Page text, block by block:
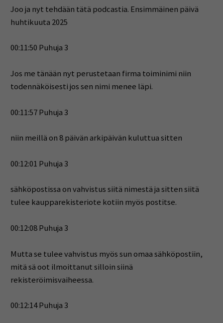
Joo ja nyt tehdään tätä podcastia. Ensimmäinen päivä
huhtikuuta 2025
00:11:50 Puhuja 3
Jos me tänään nyt perustetaan firma toiminimi niin
todennäköisesti jos sen nimi menee läpi.
00:11:57 Puhuja 3
niin meillä on 8 päivän arkipäivän kuluttua sitten
00:12:01 Puhuja 3
sähköpostissa on vahvistus siitä nimestä ja sitten siitä
tulee kaupparekisteriote kotiin myös postitse.
00:12:08 Puhuja 3
Mutta se tulee vahvistus myös sun omaa sähköpostiin,
mitä sä oot ilmoittanut silloin siinä
rekisteröimisvaiheessa.
00:12:14 Puhuja 3